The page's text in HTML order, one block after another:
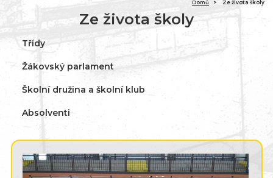
Domů Ze života školy
Ze života školy
Třídy
Žákovský parlament
Školní družina a školní klub
Absolventi